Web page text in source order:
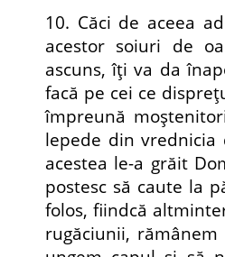
10. Căci de aceea
acestor soiuri de
ascuns, îţi va da
facă pe cei ce
împreună
lepede din vrednicia
acestea le-a grăit
postesc să caute la
folos, fiindcă
rugăciunii,